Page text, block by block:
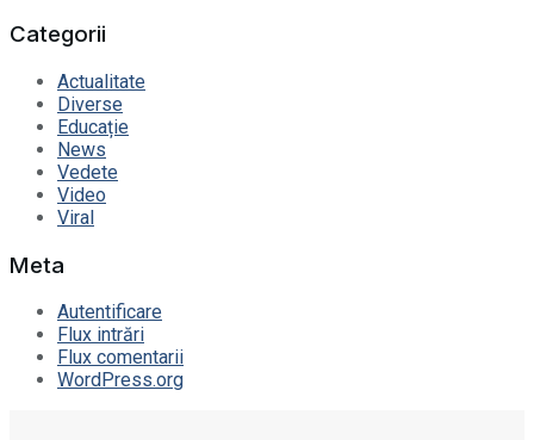
Categorii
Actualitate
Diverse
Educație
News
Vedete
Video
Viral
Meta
Autentificare
Flux intrări
Flux comentarii
WordPress.org